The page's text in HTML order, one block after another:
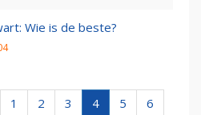
Wie is de beste?
1 2 3 4 5
6